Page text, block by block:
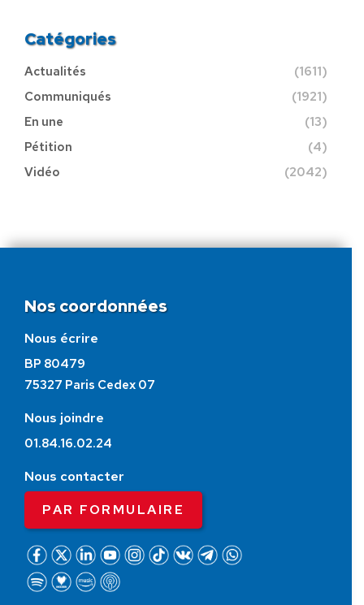
Catégories
Actualités
(1611)
Communiqués
(1921)
En une
(13)
Pétition
(4)
Vidéo
(2042)
Nos coordonnées
Nous écrire
BP 80479
75327 Paris Cedex 07
Nous joindre
01.84.16.02.24
Nous contacter
PAR FORMULAIRE